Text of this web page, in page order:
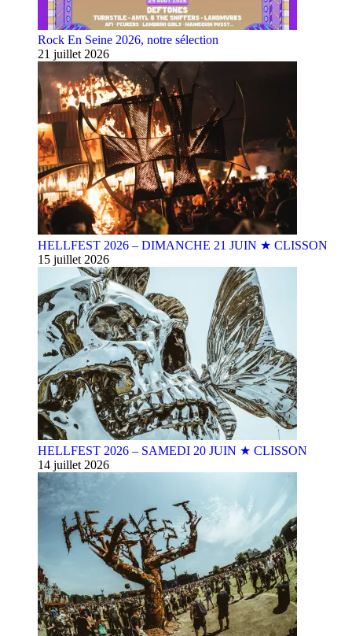
Rock En Seine 2026, notre sélection
21 juillet 2026
HELLFEST 2026 – DIMANCHE 21 JUIN ★ CLISSON
15 juillet 2026
HELLFEST 2026 – SAMEDI 20 JUIN ★ CLISSON
14 juillet 2026